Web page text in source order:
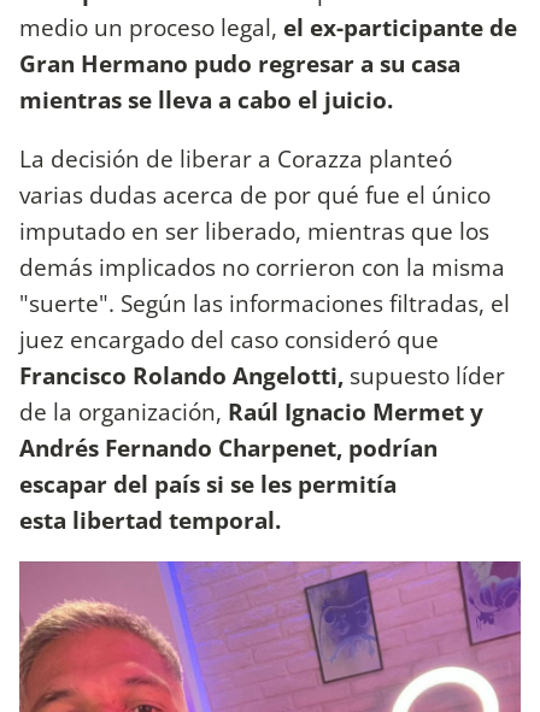
medio un proceso legal, el ex-participante de
Gran Hermano pudo regresar a su casa
mientras se lleva a cabo el juicio.
La decisión de liberar a Corazza planteó
varias dudas acerca de por qué fue el único
imputado en ser liberado, mientras que los
demás implicados no corrieron con la misma
"suerte". Según las informaciones filtradas, el
juez encargado del caso consideró que
Francisco Rolando Angelotti, supuesto líder
de la organización, Raúl Ignacio Mermet y
Andrés Fernando Charpenet, podrían
escapar del país si se les permitía
esta libertad temporal.